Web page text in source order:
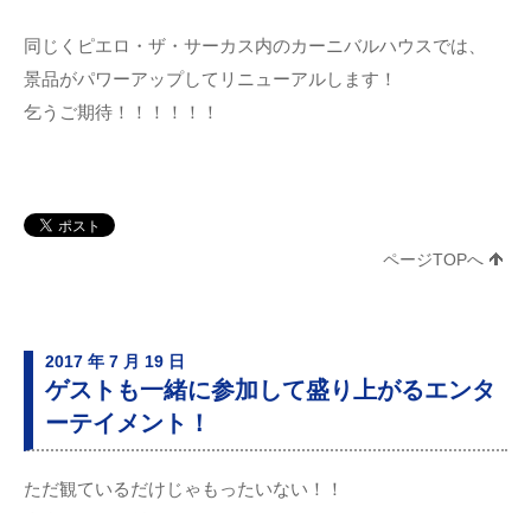
同じくピエロ・ザ・サーカス内のカーニバルハウスでは、
景品がパワーアップしてリニューアルします！
乞うご期待！！！！！！
ページTOPへ
2017 年 7 月 19 日
ゲストも一緒に参加して盛り上がるエンタ
ーテイメント！
ただ観ているだけじゃもったいない！！